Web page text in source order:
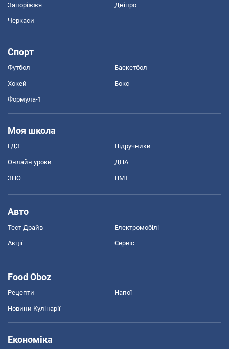
Запоріжжя Дніпро
Черкаси
Спорт
Футбол Баскетбол
Хокей Бокс
Формула-1
Моя школа
ГДЗ Підручники
Онлайн уроки ДПА
ЗНО НМТ
Авто
Тест Драйв Електромобілі
Акції Сервіс
Food Oboz
Рецепти Напої
Новини Кулінарії
Економіка